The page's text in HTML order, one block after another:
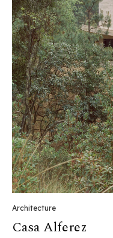
Architecture
Casa Alferez